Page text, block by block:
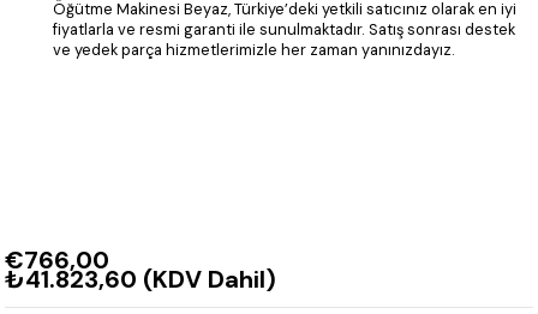
Öğütme Makinesi Beyaz, Türkiye’deki yetkili satıcınız olarak en iyi
fiyatlarla ve resmi garanti ile sunulmaktadır. Satış sonrası destek
ve yedek parça hizmetlerimizle her zaman yanınızdayız.
€766,00
₺41.823,60 (KDV Dahil)